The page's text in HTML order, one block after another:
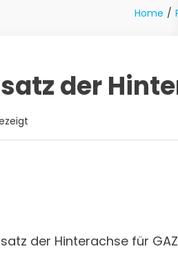
Home
der
der Hinterachse für